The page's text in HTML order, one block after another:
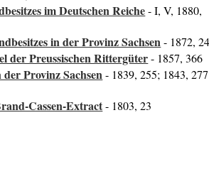
im Deutschen Reiche- I, V, 1880,
in der Provinz Sachsen- 1872,
der Preussischen Rittergüter- 1857, 366
Provinz Sachsen- 1839, 255; 1843,
Cassen-Extract- 1803, 23